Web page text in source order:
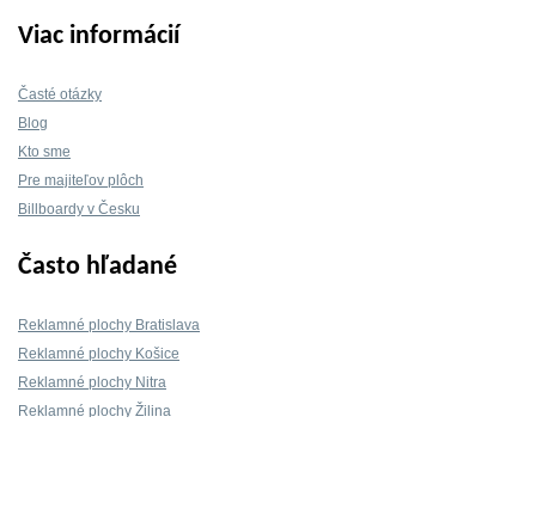
Viac informácií
Časté otázky
Blog
Kto sme
Pre majiteľov plôch
Billboardy v Česku
Často hľadané
Reklamné plochy Bratislava
Reklamné plochy Košice
Reklamné plochy Nitra
Reklamné plochy Žilina